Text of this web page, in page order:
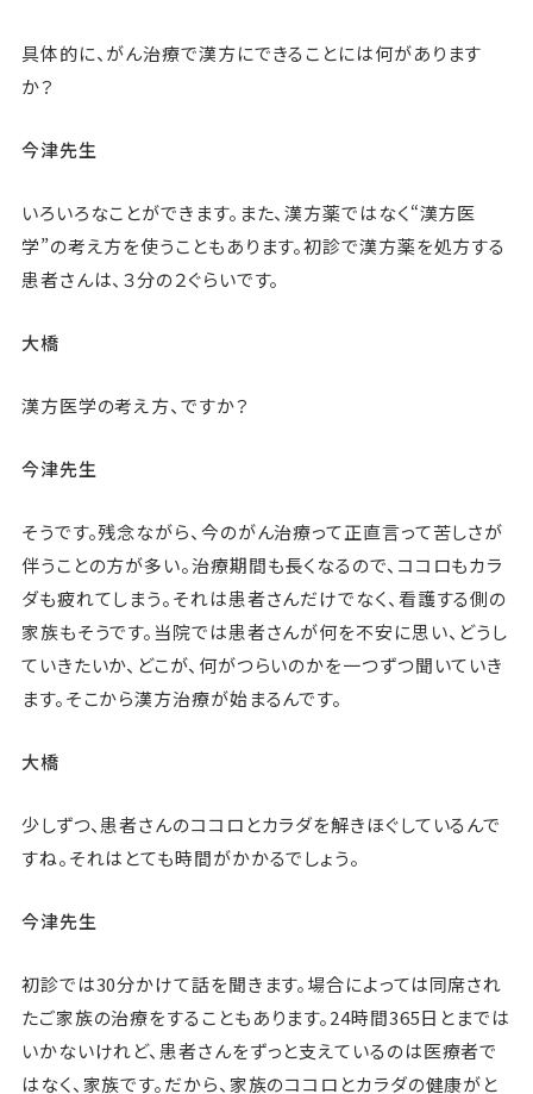
具体的に、がん治療で漢方にできることには何があります
か？
今津先生
いろいろなことができます。また、漢方薬ではなく“漢方医
学”の考え方を使うこともあります。初診で漢方薬を処方する
患者さんは、３分の２ぐらいです。
大橋
漢方医学の考え方、ですか？
今津先生
そうです。残念ながら、今のがん治療って正直言って苦しさが
伴うことの方が多い。治療期間も長くなるので、ココロもカラ
ダも疲れてしまう。それは患者さんだけでなく、看護する側の
家族もそうです。当院では患者さんが何を不安に思い、どうし
ていきたいか、どこが、何がつらいのかを一つずつ聞いていき
ます。そこから漢方治療が始まるんです。
大橋
少しずつ、患者さんのココロとカラダを解きほぐしているんで
すね。それはとても時間がかかるでしょう。
今津先生
初診では30分かけて話を聞きます。場合によっては同席され
たご家族の治療をすることもあります。24時間365日とまでは
いかないけれど、患者さんをずっと支えているのは医療者で
はなく、家族です。だから、家族のココロとカラダの健康がと